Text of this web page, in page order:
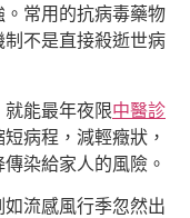
常用的抗病毒藥物
制不是直接殺逝世病
能最年夜限中醫診
病程，減輕癥狀，
染給家人的風險。
流感風行季忽然出